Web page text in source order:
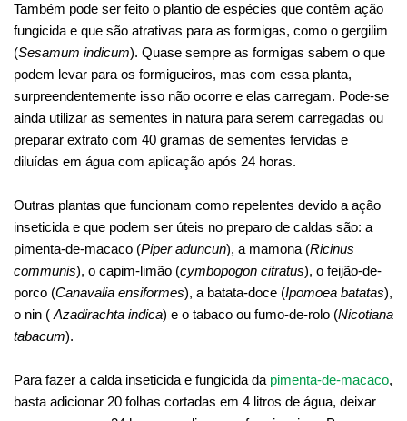
Também pode ser feito o plantio de espécies que contêm ação
fungicida e que são atrativas para as formigas, como o gergilim
(Sesamum indicum). Quase sempre as formigas sabem o que
podem levar para os formigueiros, mas com essa planta,
surpreendentemente isso não ocorre e elas carregam. Pode-se
ainda utilizar as sementes in natura para serem carregadas ou
preparar extrato com 40 gramas de sementes fervidas e
diluídas em água com aplicação após 24 horas.
Outras plantas que funcionam como repelentes devido a ação
inseticida e que podem ser úteis no preparo de caldas são: a
pimenta-de-macaco (Piper aduncun), a mamona (Ricinus
communis), o capim-limão (cymbopogon citratus), o feijão-de-
porco (Canavalia ensiformes), a batata-doce (Ipomoea batatas),
o nin ( Azadirachta indica) e o tabaco ou fumo-de-rolo (Nicotiana
tabacum).
Para fazer a calda inseticida e fungicida da pimenta-de-macaco,
basta adicionar 20 folhas cortadas em 4 litros de água, deixar